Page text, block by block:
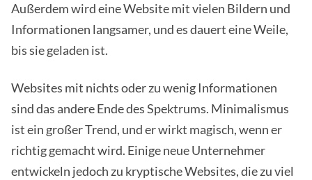
Außerdem wird eine Website mit vielen Bildern und
Informationen langsamer, und es dauert eine Weile,
bis sie geladen ist.
Websites mit nichts oder zu wenig Informationen
sind das andere Ende des Spektrums. Minimalismus
ist ein großer Trend, und er wirkt magisch, wenn er
richtig gemacht wird. Einige neue Unternehmer
entwickeln jedoch zu kryptische Websites, die zu viel